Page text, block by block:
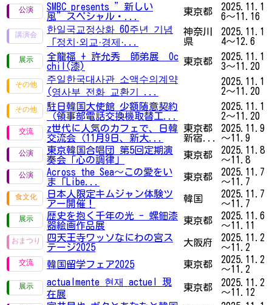
SMBC presents ”新しい
風”スペシャル・...
東京都
2025.11.1
6～11.16
한일국교정상화 60주년 기념
「︎정치·외교·경제·...
神奈川
県
2025.11.1
4～12.6
全龍福 + 許允秀 師弟展 Oc
chil(漆)
東京都
2025.11.1
3～11.20
주일한국대사관 소액수의계약
(영사부 전화 교환기 ...
2025.11.1
2～11.20
駐日韓国大使館 少額随意契約
（領事部電話交換機取替工...
2025.11.1
2～11.20
z世代に人気のカフェで、日韓
交流会（11月9日、新大...
東京都
新宿...
2025.11.9
～11.9
東京韓国合唱団 第5回定期演
奏会「心の調律」
東京都
2025.11.8
～11.8
Across the Sea～この愛をい
ま「Libe...
東京都
2025.11.7
～11.7
日本人限定キムジャン体験ツ
アー開催！
韓国
2025.11.7
～11.7
歴史を抱く千年の光 - 螺鈿漆
器絵画作品展
東京都
2025.11.6
～11.11
四天王寺ワッソなにわの宮ス
テージ2025
大阪府
2025.11.2
～11.2
韓国留学フェア2025
東京都
2025.11.2
～11.2
actualmente 현재 actuel 現
在展
東京都
2025.11.2
～11.12